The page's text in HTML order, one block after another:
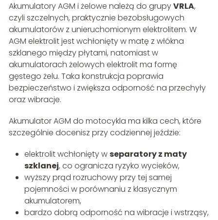
Akumulatory AGM i żelowe należą do grupyVRLA,
czyli szczelnych, praktycznie bezobsługowych
akumulatorów z unieruchomionym elektrolitem. W
AGM elektrolit jest wchłonięty w matę z włókna
szklanego między płytami, natomiast w
akumulatorach żelowych elektrolit ma formę
gęstego żelu. Taka konstrukcja poprawia
bezpieczeństwo i zwiększa odporność na przechyły
oraz wibracje.
Akumulator AGM do motocykla ma kilka cech, które
szczególnie docenisz przy codziennej jeździe:
elektrolit wchłonięty wseparatory z maty
szklanej, co ogranicza ryzyko wycieków,
wyższy prąd rozruchowy przy tej samej
pojemności w porównaniu z klasycznym
akumulatorem,
bardzo dobrą odporność na wibracje i wstrząsy,